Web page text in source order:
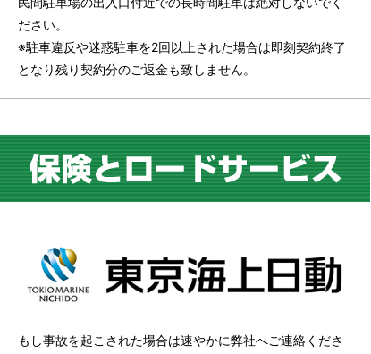
ださい。
※駐車違反や迷惑駐車を2回以上された場合は即刻契約終了
となり残り契約分のご返金も致しません。
もし事故を起こされた場合は速やかに弊社へご連絡くださ